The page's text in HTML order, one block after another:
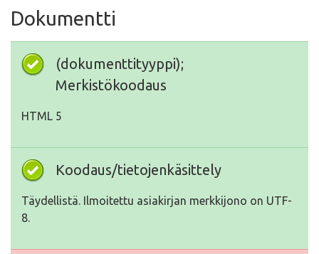
Dokumentti
(dokumenttityyppi);
Merkistökoodaus
HTML 5
Koodaus/tietojenkäsittely
Täydellistä. Ilmoitettu asiakirjan merkkijono on UTF-
8.